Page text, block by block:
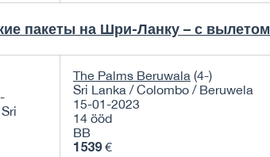
пакеты на Шри-Ланку – с вылетом
The Palms Beruwala (4-)
Sri Lanka / Colombo / Beruwela
15-01-2023
14 ööd
BB
1539€